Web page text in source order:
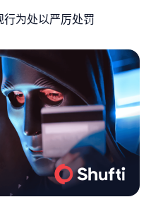
行为处以严厉处罚